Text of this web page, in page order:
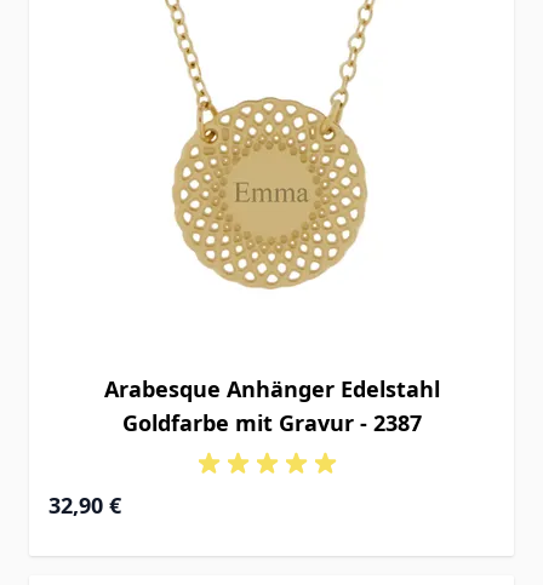
Arabesque Anhänger Edelstahl
Goldfarbe mit Gravur - 2387
32,90 €